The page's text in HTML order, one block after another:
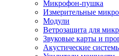
Микрофон-пушка
Измерительные
Модули
Ветрозащита для
Звуковые карты и
Акустические